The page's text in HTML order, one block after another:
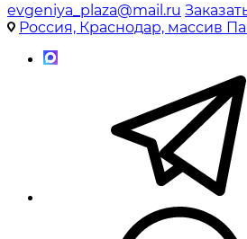
evgeniya_plaza@mail.ru
Россия, Краснодар, массив